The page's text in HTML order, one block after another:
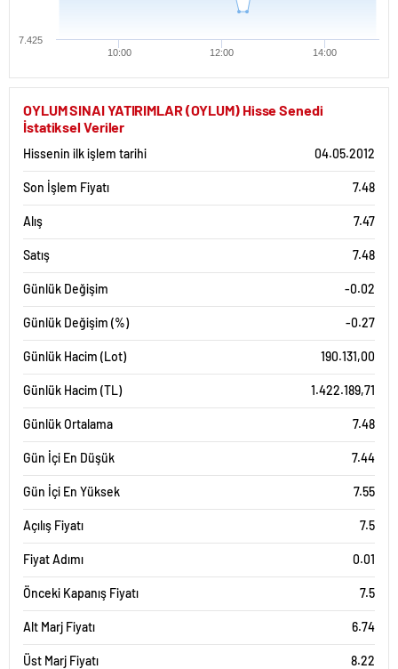
10:00 12:00 14:00
7.425
OYLUM SINAI YATIRIMLAR (OYLUM) Hisse Senedi
İstatiksel Veriler
Hissenin ilk işlem tarihi 04.05.2012
Son İşlem Fiyatı 7.48
Alış 7.47
Satış 7.48
Günlük Değişim -0.02
Günlük Değişim (%) -0.27
Günlük Hacim (Lot) 190.131,00
Günlük Hacim (TL) 1.422.189,71
Günlük Ortalama 7.48
Gün İçi En Düşük 7.44
Gün İçi En Yüksek 7.55
Açılış Fiyatı 7.5
Fiyat Adımı 0.01
Önceki Kapanış Fiyatı 7.5
Alt Marj Fiyatı 6.74
Üst Marj Fiyatı 8.22